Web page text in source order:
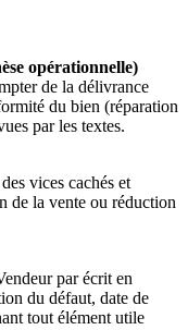
opérationnelle)
de la délivrance
du bien (réparation
par les textes.
vices cachés et
de la vente ou réduction
par écrit en
du défaut, date de
tout élément utile